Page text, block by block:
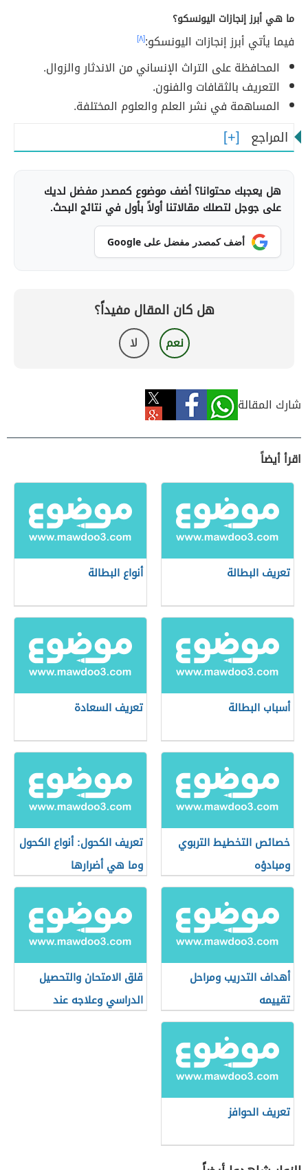
ما هي أبرز إنجازات اليونسكو؟
فيما يأتي أبرز إنجازات اليونسكو:[٨]
المحافظة على التراث الإنساني من الاندثار والزوال.
التعريف بالثقافات والفنون.
المساهمة في نشر العلم والعلوم المختلفة.
المراجع
هل يعجبك محتوانا؟ أضف موضوع كمصدر مفضل لديك
على جوجل لتصلك مقالاتنا أولاً بأول في نتائج البحث.
أضف كمصدر مفضل على Google
هل كان المقال مفيداً؟
نعم لا
شارك المقالة
اقرأ أيضاً
تعريف البطالة أنواع البطالة
أسباب البطالة تعريف السعادة
خصائص التخطيط التربوي
ومبادؤه
تعريف الكحول: أنواع الكحول
وما هي أضرارها
أهداف التدريب ومراحل
تقييمه
قلق الامتحان والتحصيل
الدراسي وعلاجه عند
تعريف الحوافز